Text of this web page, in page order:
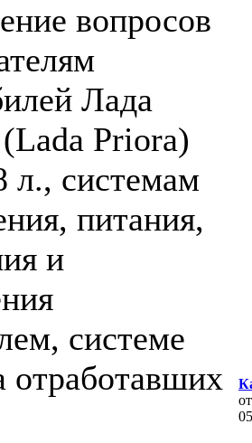
вопросов
Лада
Priora)
л., системам
питания,
и
системе
отработавших